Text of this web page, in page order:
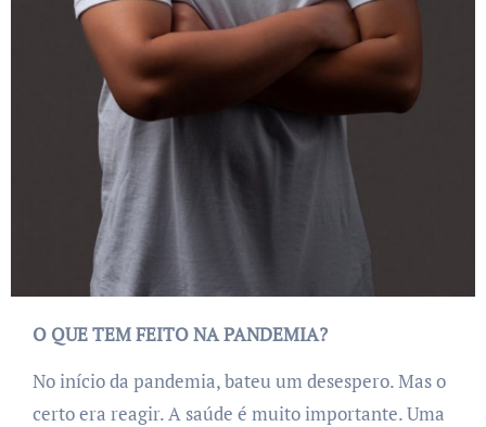
O QUE TEM FEITO NA PANDEMIA?
No início da pandemia, bateu um desespero. Mas o
certo era reagir. A saúde é muito importante. Uma